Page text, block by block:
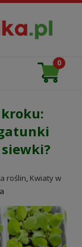
roślin, Kwiaty w